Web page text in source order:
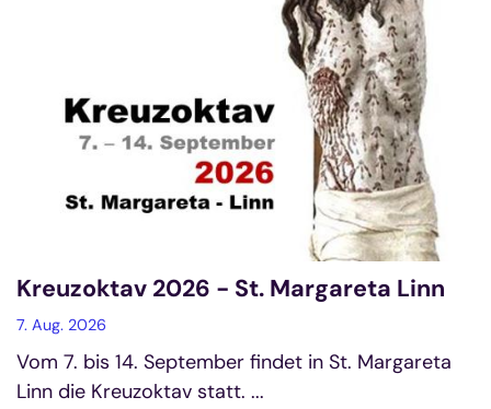
Kreuzoktav 2026 - St. Margareta Linn
7. Aug. 2026
Vom 7. bis 14. September findet in St. Margareta
Linn die Kreuzoktav statt. ...